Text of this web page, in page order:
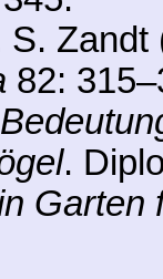
82:
.
Garten